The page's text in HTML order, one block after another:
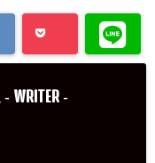
- WRITER -